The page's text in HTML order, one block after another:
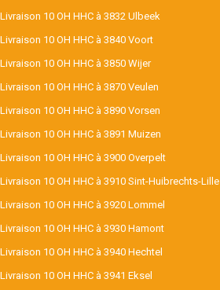
Livraison 10 OH HHC à 3832 Ulbeek
Livraison 10 OH HHC à 3840 Voort
Livraison 10 OH HHC à 3850 Wijer
Livraison 10 OH HHC à 3870 Veulen
Livraison 10 OH HHC à 3890 Vorsen
Livraison 10 OH HHC à 3891 Muizen
Livraison 10 OH HHC à 3900 Overpelt
Livraison 10 OH HHC à 3910 Sint-Huibrechts-Lille
Livraison 10 OH HHC à 3920 Lommel
Livraison 10 OH HHC à 3930 Hamont
Livraison 10 OH HHC à 3940 Hechtel
Livraison 10 OH HHC à 3941 Eksel